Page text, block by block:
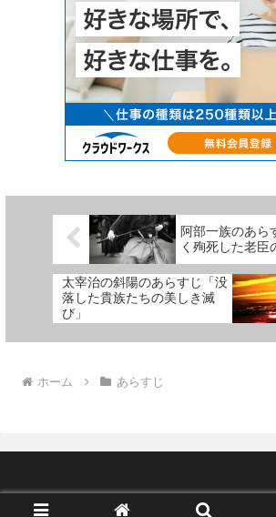
阿部一族のあら
く殉死した老臣
太宰治の斜陽のあらすじ「没
落した貴族たちの美しき滅
び」
ホーム あらすじ
© 2022-2026